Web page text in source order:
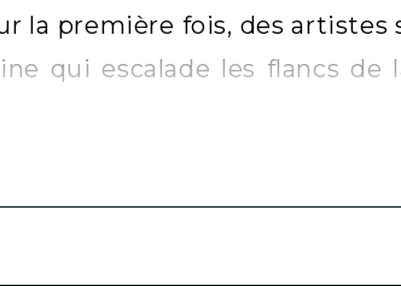
la première fois, des artistes
qui escalade les flancs de